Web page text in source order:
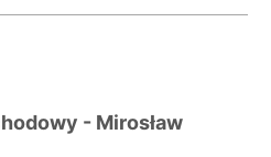
- Mirosław